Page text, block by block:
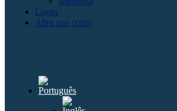
Login
Abra sua conta